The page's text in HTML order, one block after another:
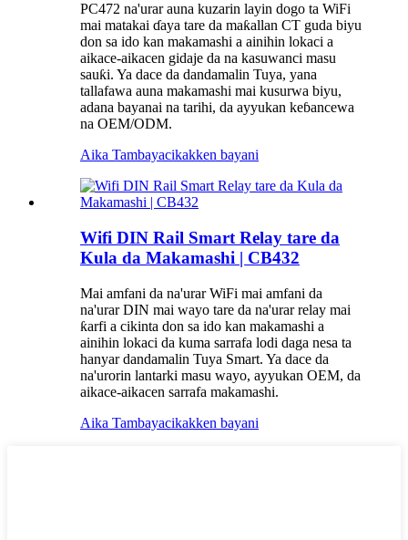
PC472 na'urar auna kuzarin layin dogo ta WiFi
mai matakai ɗaya tare da maƙallan CT guda biyu
don sa ido kan makamashi a ainihin lokaci a
aikace-aikacen gidaje da na kasuwanci masu
sauƙi. Ya dace da dandamalin Tuya, yana
tallafawa auna makamashi mai kusurwa biyu,
adana bayanai na tarihi, da ayyukan keɓancewa
na OEM/ODM.
Aika Tambayacikakken bayani
Wifi DIN Rail Smart Relay tare da
Kula da Makamashi | CB432
Mai amfani da na'urar WiFi mai amfani da
na'urar DIN mai wayo tare da na'urar relay mai
ƙarfi a cikinta don sa ido kan makamashi a
ainihin lokaci da kuma sarrafa lodi daga nesa ta
hanyar dandamalin Tuya Smart. Ya dace da
na'urorin lantarki masu wayo, ayyukan OEM, da
aikace-aikacen sarrafa makamashi.
Aika Tambayacikakken bayani